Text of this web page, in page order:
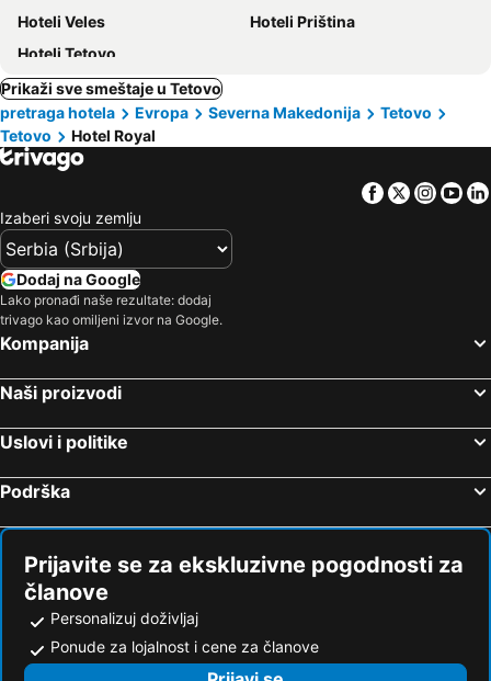
Hoteli Veles
Hoteli Priština
Hoteli Tetovo
Prikaži sve smeštaje u Tetovo
pretraga hotela
Evropa Severna Makedonija
Tetovo
Tetovo
Hotel Royal
Facebook
Twitter
Izaberi svoju zemlju
Dodaj na Google
Lako pronađi naše rezultate: dodaj
trivago kao omiljeni izvor na Google.
Kompanija
Naši proizvodi
Uslovi i politike
Podrška
Prijavite se za ekskluzivne pogodnosti za
članove
Personalizuj doživljaj
Ponude za lojalnost i cene za članove